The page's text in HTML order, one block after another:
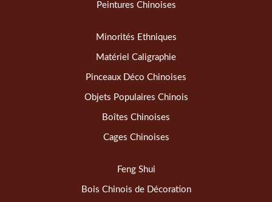
Peintures Chinoises
Minorités Ethniques
Matériel Caligraphie
Pinceaux Déco Chinoises
Objets Populaires Chinois
Boîtes Chinoises
Cages Chinoises
Feng Shui
Bois Chinois de Décoration